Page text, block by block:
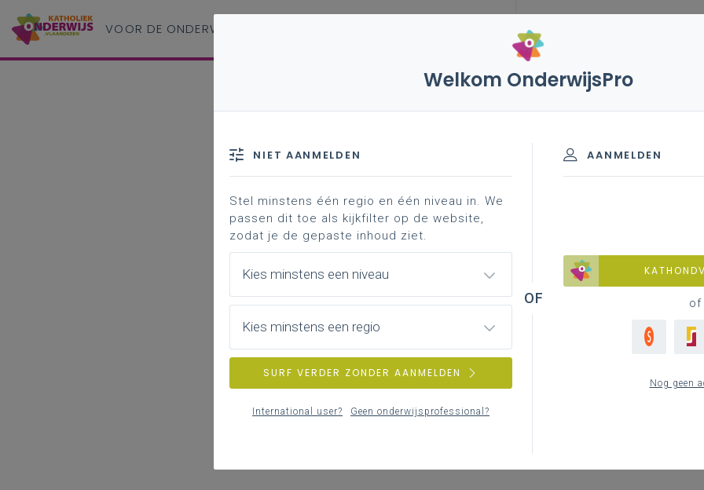
VOOR DE ONDERWIJS
Welkom OnderwijsPro
AANMELDEN
of
Nog geen
NIET AANMELDEN
Stel minstens één regio en één niveau in. We
passen dit toe als kijkfilter op de website,
zodat je de gepaste inhoud ziet.
Kies minstens een niveau
Kies minstens een regio
SURF VERDER ZONDER AANMELDEN
International user? Geen onderwijsprofessional?